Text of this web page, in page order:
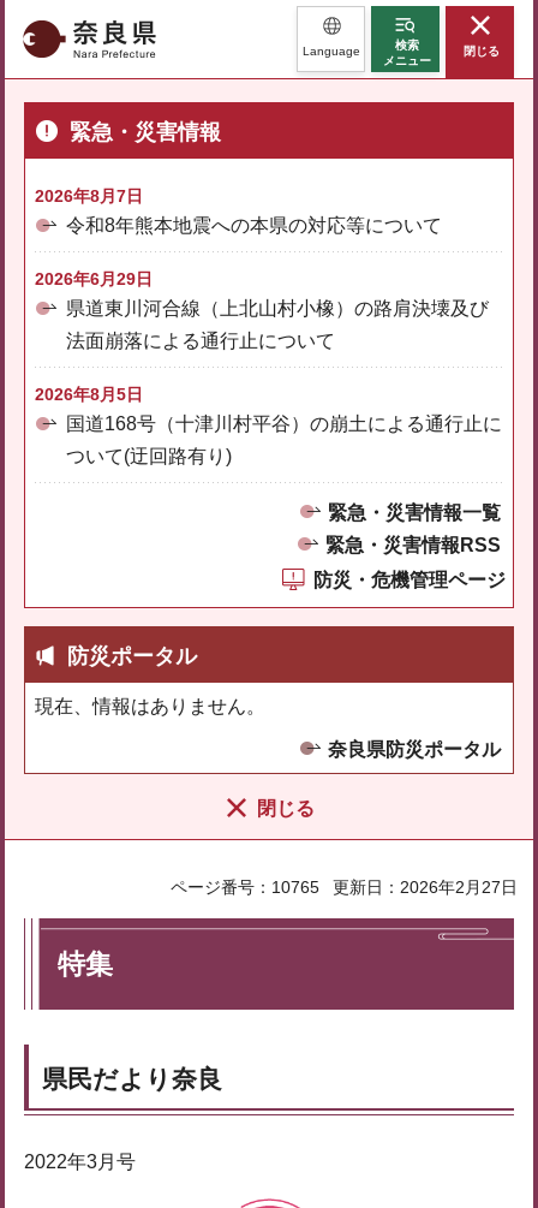
奈良県 Language
検索
メニュー
閉じる
緊急・災害情報
2026年8月7日
令和8年熊本地震への本県の対応等について
2026年6月29日
県道東川河合線（上北山村小橡）の路肩決壊及び
法面崩落による通行止について
2026年8月5日
国道168号（十津川村平谷）の崩土による通行止に
ついて(迂回路有り)
緊急・災害情報一覧
緊急・災害情報RSS
防災・危機管理ページ
防災ポータル
現在、情報はありません。
奈良県防災ポータル
閉じる
ページ番号：10765 更新日：2026年2月27日
特集
県民だより奈良
2022年3月号